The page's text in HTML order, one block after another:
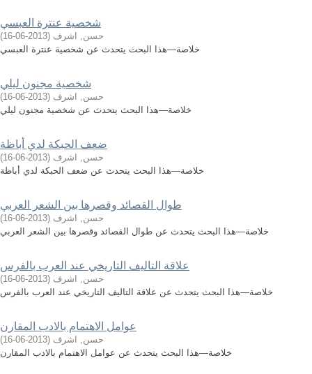
شخصية عنترة العبسي
حسن, اشرف (
2013-06-16
)
خلاصة—هذا البحث يتحدث عن شخصية عنترة العبسي
شخصية مجنون ليلي
حسن, اشرف (
2013-06-16
)
خلاصة—هذا البحث يتحدث عن شخصية مجنون ليلي
ضعف الحبكة لدي أباظة
حسن, اشرف (
2013-06-16
)
خلاصة—هذا البحث يتحدث عن ضعف الحبكة لدي أباظة
طوال القصائد وقصرها بين الشعر العربي
حسن, اشرف (
2013-06-16
)
خلاصة—هذا البحث يتحدث عن طوال القصائد وقصرها بين الشعر العربي
علاقة التاليف التاريخي عند العرب بالفرس
حسن, اشرف (
2013-06-16
)
خلاصة—هذا البحث يتحدث عن علاقة التاليف التاريخي عند العرب بالفرس
عوامل الاهتمام بالادب المقارن
حسن, اشرف (
2013-06-16
)
خلاصة—هذا البحث يتحدث عن عوامل الاهتمام بالادب المقارن